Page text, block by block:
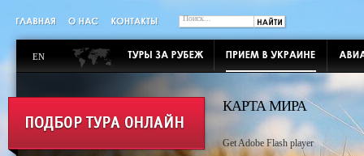
EN
КАРТА МИРА
Get Adobe Flash player